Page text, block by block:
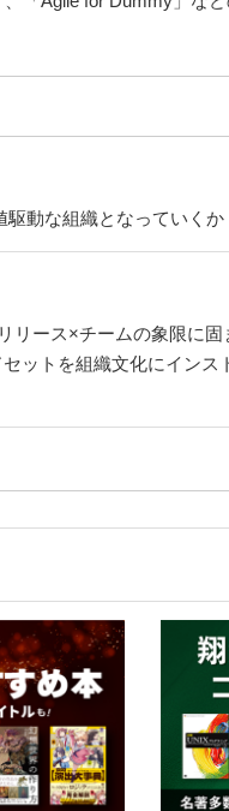
駆動な組織となっていくか
ース×チームの象限に
ットを組織文化にインス